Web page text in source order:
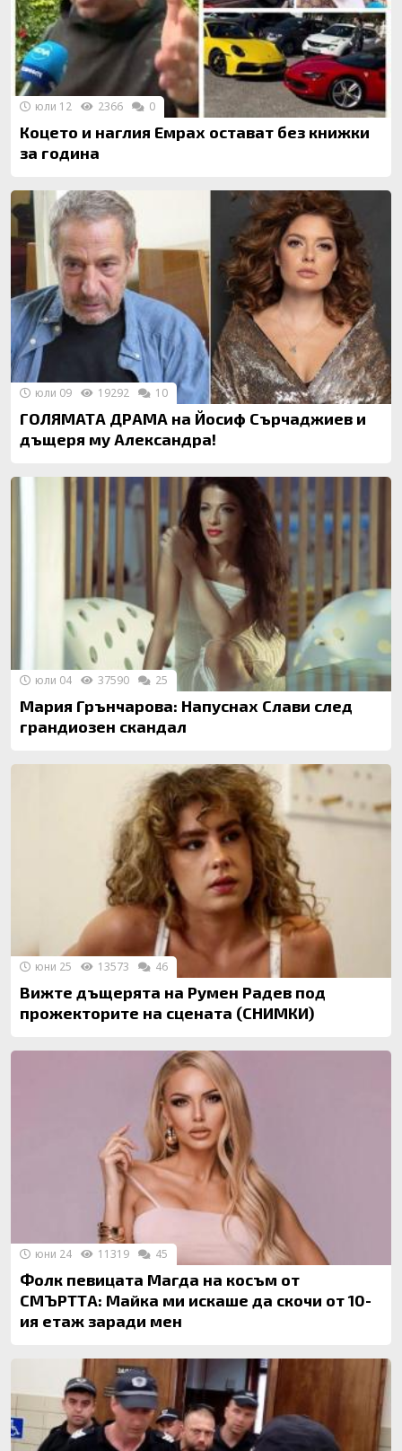
Коцето и наглия Емрах остават без книжки
за година
юли 12 2366 0
ГОЛЯМАТА ДРАМА на Йосиф Сърчаджиев и
дъщеря му Александра!
юли 09 19292 10
Мария Грънчарова: Напуснах Слави след
грандиозен скандал
юли 04 37590 25
Вижте дъщерята на Румен Радев под
прожекторите на сцената (СНИМКИ)
юни 25 13573 46
Фолк певицата Магда на косъм от
СМЪРТТА: Майка ми искаше да скочи от 10-
ия етаж заради мен
юни 24 11319 45